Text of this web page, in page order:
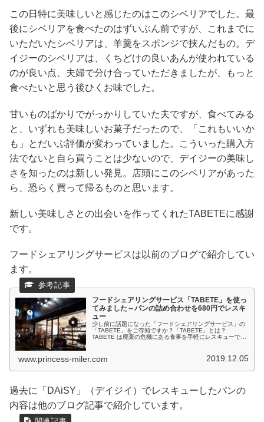
この日特に美味しいと感じたのはこのシベリアでした。最
後にシベリアを食べたのはずいぶん前ですが、これまでに
いただいたシベリアは、羊羹をスポンジで挟んだもの。デ
イジーのシベリアは、くちどけの良いあんが使われている
のが良い点、夫婦で分け合っていただきましたが、もっと
食べたいと思う後ひくお味でした。
甘いものばかりでがっかりしていた夫ですが、食べてみる
と、いずれも美味しいお菓子だったので、「これもいいか
も」とだいぶ評価が変わっていました。こういった購入方
法でないと自ら買うことは少ないので、デイジーの美味し
さを知ったのは新しい発見。店頭にこのシベリアがあった
ら、恐らく買って帰るものと思います。
新しい美味しさとの出会いを作ってくれたTABETEに感謝
です。
フードシェアリングサービスは以前のブログで紹介してい
ます。
フードシェアリングサービス「TABETE」を使っ
てみました～パンの詰め合わせを680円でレスキ
ュー
少し前に話題になった「フードシェアリングサービス」の
「TABETE」をご存知ですか？「TABETE」とは？
TABETE は廃棄の危機にある食事を手軽にレスキューでき
www.princess-miler.com 2019.12.05
過去に「DAiSY」（デイジイ）でレスキューしたパンの
内容は他のブログ記事で紹介しています。